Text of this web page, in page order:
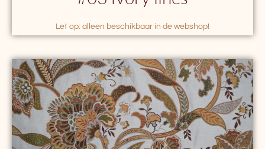
Let op: alleen beschikbaar in de webshop!